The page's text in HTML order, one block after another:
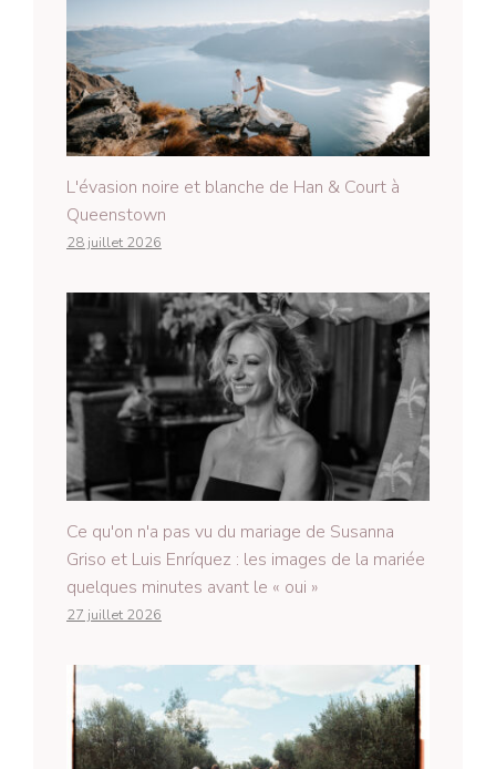
L'évasion noire et blanche de Han & Court à
Queenstown
28 juillet 2026
Ce qu'on n'a pas vu du mariage de Susanna
Griso et Luis Enríquez : les images de la mariée
quelques minutes avant le « oui »
27 juillet 2026